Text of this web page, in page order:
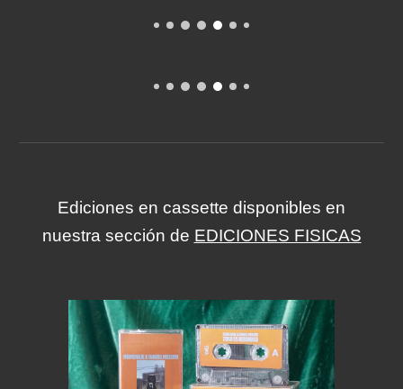
Ediciones en cassette disponibles en
nuestra sección de EDICIONES FISICAS